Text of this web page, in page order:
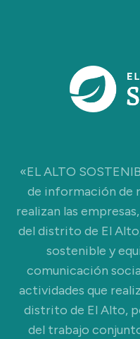
«EL ALTO
de información de
realizan las
del distrito de El
sostenible y
comunicación
actividades que
distrito de El Alto,
del trabajo